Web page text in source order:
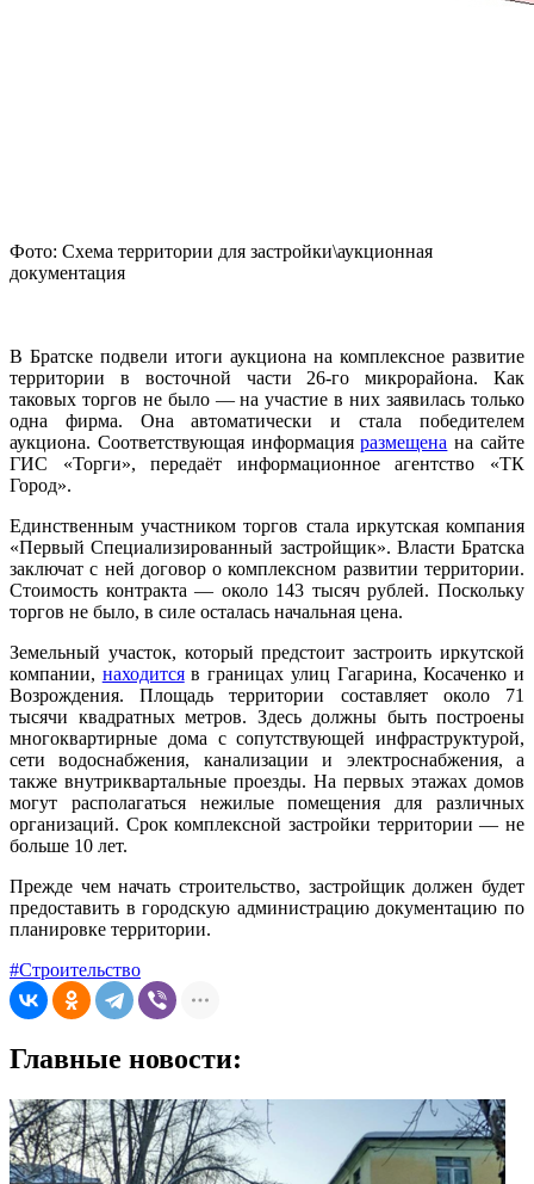
Фото: Схема территории для застройки\аукционная
документация
В Братске подвели итоги аукциона на комплексное развитие
территории в восточной части 26-го микрорайона. Как
таковых торгов не было — на участие в них заявилась только
одна фирма. Она автоматически и стала победителем
аукциона. Соответствующая информацияразмещена на сайте
ГИС «Торги», передаёт информационное агентство «ТК
Город».
Единственным участником торгов стала иркутская компания
«Первый Специализированный застройщик». Власти Братска
заключат с ней договор о комплексном развитии территории.
Стоимость контракта — около 143 тысяч рублей. Поскольку
торгов не было, в силе осталась начальная цена.
Земельный участок, который предстоит застроить иркутской
компании, находитсяв границах улиц Гагарина, Косаченко и
Возрождения. Площадь территории составляет около 71
тысячи квадратных метров. Здесь должны быть построены
многоквартирные дома с сопутствующей инфраструктурой,
сети водоснабжения, канализации и электроснабжения, а
также внутриквартальные проезды. На первых этажах домов
могут располагаться нежилые помещения для различных
организаций. Срок комплексной застройки территории — не
больше 10 лет.
Прежде чем начать строительство, застройщик должен будет
предоставить в городскую администрацию документацию по
планировке территории.
#Строительство
Главные новости: